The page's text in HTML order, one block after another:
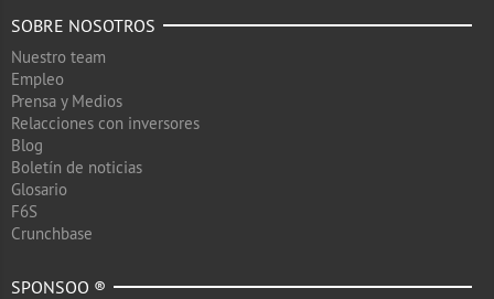
SOBRE NOSOTROS
Nuestro team
Empleo
Prensa y Medios
Relacciones con inversores
Blog
Boletín de noticias
Glosario
F6S
Crunchbase
SPONSOO ®